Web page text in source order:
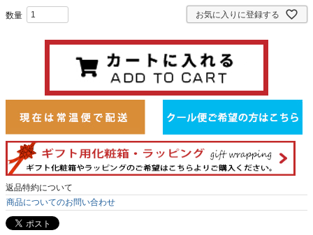
お気に入りに登録する
返品特約について
商品についてのお問い合わせ